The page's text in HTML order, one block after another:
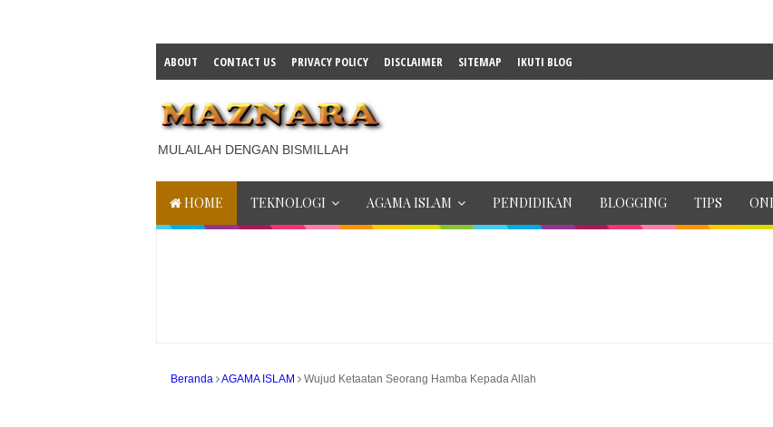
ABOUT CONTACT US PRIVACY POLICY DISCLAIMER SITEMAP IKUTI BLOG
MULAILAH DENGAN BISMILLAH
HOME TEKNOLOGI AGAMA ISLAM PENDIDIKAN BLOGGING TIPS
Beranda AGAMA ISLAM Wujud Ketaatan Seorang Hamba Kepada Allah